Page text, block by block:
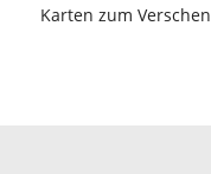
Karten zum